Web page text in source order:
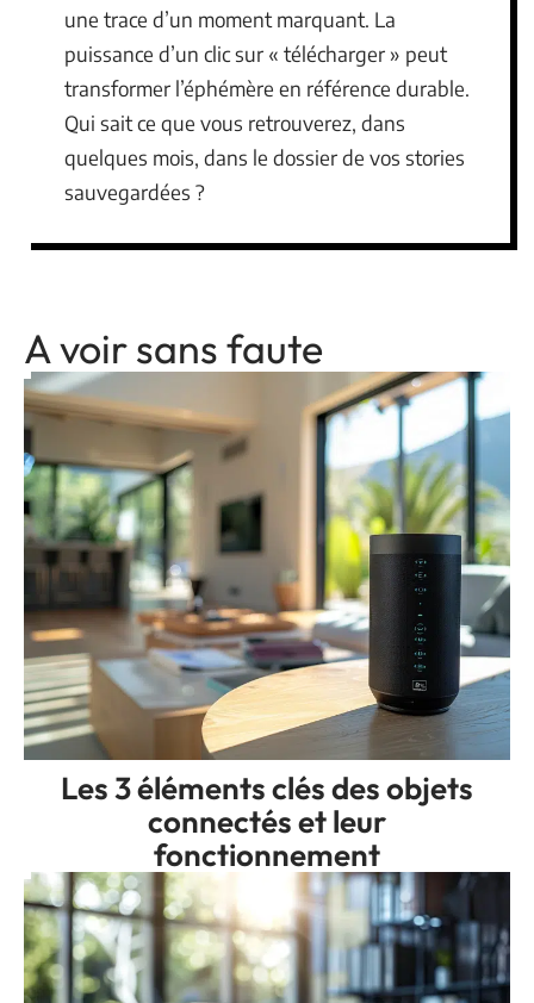
une trace d’un moment marquant. La
puissance d’un clic sur « télécharger » peut
transformer l’éphémère en référence durable.
Qui sait ce que vous retrouverez, dans
quelques mois, dans le dossier de vos stories
sauvegardées ?
A voir sans faute
Les 3 éléments clés des objets
connectés et leur
fonctionnement